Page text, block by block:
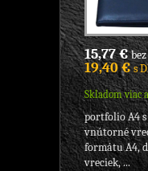
15,77 €bez
19,40 €s
Skladom viac
portfolio A4
vnútorné
formátu A4,
vreciek, ...